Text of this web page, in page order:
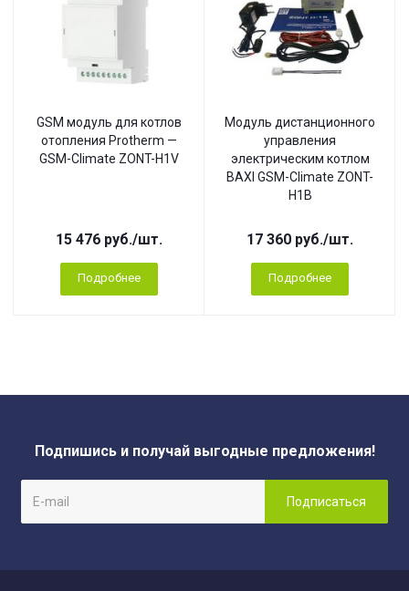
GSM модуль для котлов
отопления Protherm —
GSM-Climate ZONT-H1V
15 476 руб./шт.
Подробнее
Модуль дистанционного
управления
электрическим котлом
BAXI GSM-Climate ZONT-
H1B
17 360 руб./шт.
Подробнее
Подпишись и получай выгодные предложения!